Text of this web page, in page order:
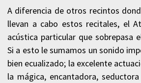
A diferencia de otros recintos
llevan a cabo estos recitales, el
acústica particular que sobrepasa
Si a esto le sumamos un sonido
bien ecualizado; la excelente
la mágica, encantadora,